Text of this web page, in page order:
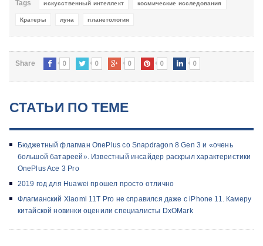
Tags искусственный интеллект космические исследования
Кратеры луна планетология
Share 0 0 0 0 0
СТАТЬИ ПО ТЕМЕ
Бюджетный флагман OnePlus со Snapdragon 8 Gen 3 и «очень
большой батареей». Известный инсайдер раскрыл характеристики
OnePlus Ace 3 Pro
2019 год для Huawei прошел просто отлично
Флагманский Xiaomi 11T Pro не справился даже с iPhone 11. Камеру
китайской новинки оценили специалисты DxOMark